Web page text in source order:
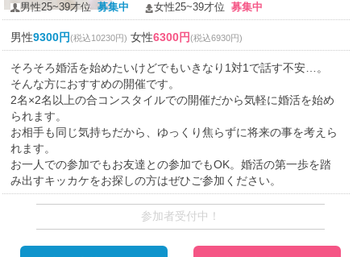
男性25~39才位募集中 女性25~39才位 募集中
男性9300円(税込10230円) 女性6300円(税込6930円)
そろそろ婚活を始めたいけどでもいきなり1対1で話す不安…。
そんな方におすすめの開催です。
2名×2名以上の合コンスタイルでの開催だから気軽に婚活を始め
られます。
お相手も同じ気持ちだから、ゆっくり焦らずに将来の事を考えら
れます。
お一人での参加でもお友達との参加でもOK。婚活の第一歩を踏
み出すキッカケをお探しの方はぜひご参加ください。
参加者受付中！